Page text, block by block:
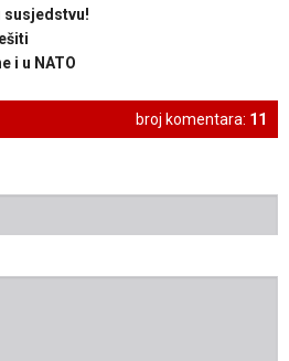
i u NATO
broj komentara: 11